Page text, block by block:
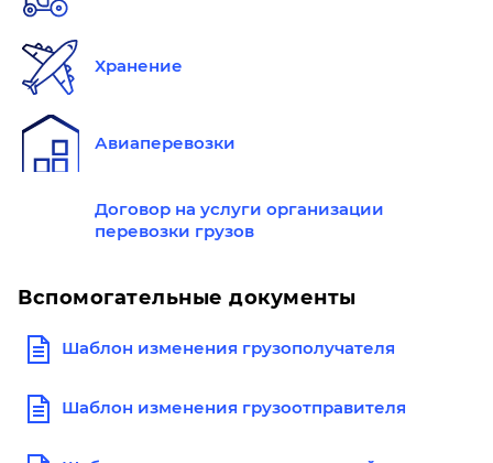
Хранение
Авиаперевозки
Договор на услуги организации
перевозки грузов
Вспомогательные документы
Шаблон изменения грузополучателя
Шаблон изменения грузоотправителя